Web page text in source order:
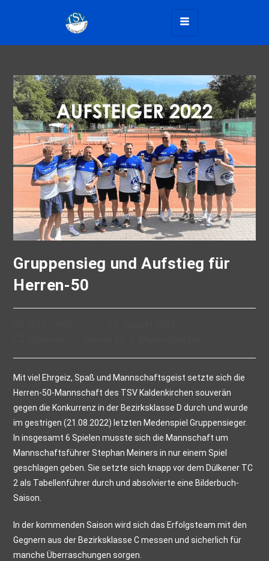
Gruppensieg und Aufstieg für
Herren-50
Mit viel Ehrgeiz, Spaß und Mannschaftsgeist setzte sich die
Herren-50-Mannschaft des TSV Kaldenkirchen souverän
gegen die Konkurrenz in der Bezirksklasse D durch und wurde
im gestrigen (21.08.2022) letzten Medenspiel Gruppensieger.
In insgesamt 6 Spielen musste sich die Mannschaft um
Mannschaftsführer Stephan Meiners in nur einem Spiel
geschlagen geben. Sie setzte sich knapp vor dem Dülkener TC
2 als Tabellenführer durch und absolvierte eine Bilderbuch-
Saison.
In der kommenden Saison wird sich das Erfolgsteam mit den
Gegnern aus der Bezirksklasse C messen und sicherlich für
manche Überraschungen sorgen.